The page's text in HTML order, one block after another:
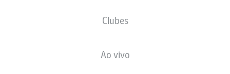
Clubes
Ao vivo